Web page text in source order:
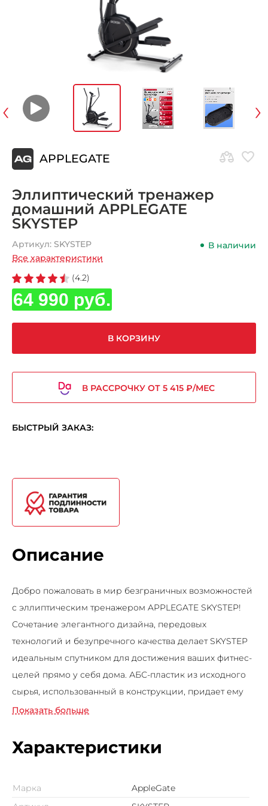
‹ ›
APPLEGATE
Эллиптический тренажер
домашний APPLEGATE
SKYSTEP
Артикул: SKYSTEP
В наличии
Все характеристики
(4.2)
64 990 руб.
В КОРЗИНУ
В РАССРОЧКУ ОТ 5 415 ₽/МЕС
БЫСТРЫЙ ЗАКАЗ:
Описание
Добро пожаловать в мир безграничных возможностей
с эллиптическим тренажером APPLEGATE SKYSTEP!
Сочетание элегантного дизайна, передовых
технологий и безупречного качества делает SKYSTEP
идеальным спутником для достижения ваших фитнес-
целей прямо у себя дома. АБС-пластик из исходного
сырья, использованный в конструкции, придает ему
эстетическое совершенство и защищает от внешних
magicFLOW™ PLUS предлагает вам 32 уровня
нагрузки, чтобы вы могли настроить интенсивность
и прогрессировать в своих достижениях. Маховик
Показать больше
Характеристики
Марка
AppleGate